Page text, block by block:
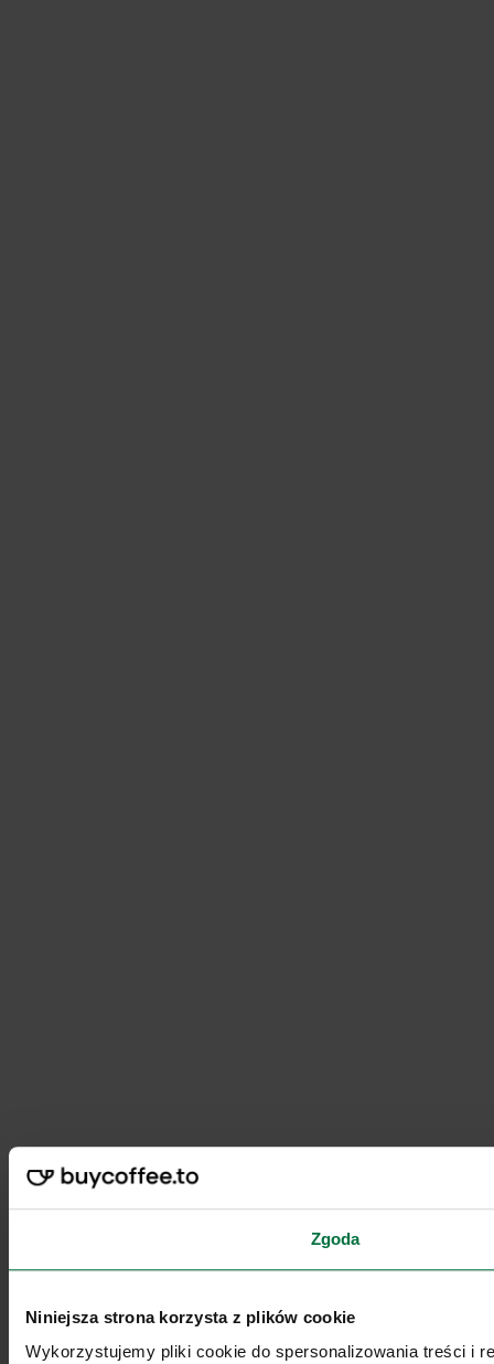
Zgoda
Niniejsza strona korzysta z plików cookie
Wykorzystujemy pliki cookie do spersonalizowania treści i